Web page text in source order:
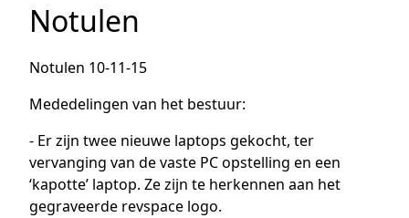
Notulen
Notulen 10-11-15
Mededelingen van het bestuur:
- Er zijn twee nieuwe laptops gekocht, ter
vervanging van de vaste PC opstelling en een
‘kapotte’ laptop. Ze zijn te herkennen aan het
gegraveerde revspace logo.